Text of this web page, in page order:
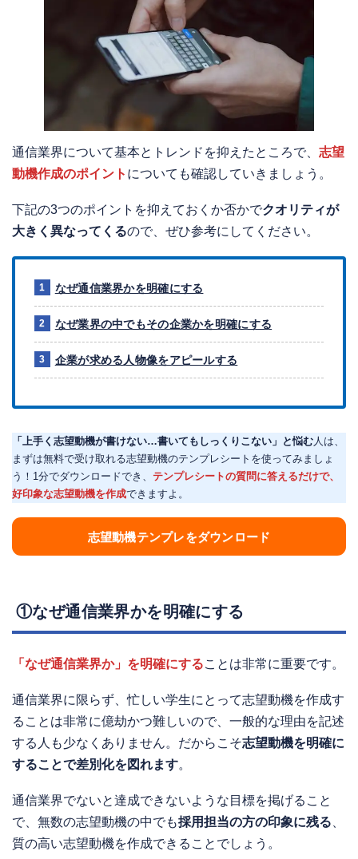
通信業界について基本とトレンドを抑えたところで、 志望
動機作成のポイント についても確認していきましょう。
下記の3つのポイントを抑えておくか否かでクオリティが
大きく異なってくるので、ぜひ参考にしてください。
なぜ通信業界かを明確にする
なぜ業界の中でもその企業かを明確にする
企業が求める人物像をアピールする
「上手く志望動機が書けない…書いてもしっくりこない」と悩む人は、
まずは無料で受け取れる志望動機のテンプレシートを使ってみましょ
う！1分でダウンロードでき、 テンプレシートの質問に答えるだけで、
好印象な志望動機を作成できますよ。
志望動機テンプレをダウンロード
①なぜ通信業界かを明確にする
「なぜ通信業界か」を明確にすることは非常に重要です。
通信業界に限らず、忙しい学生にとって志望動機を作成す
ることは非常に億劫かつ難しいので、一般的な理由を記述
する人も少なくありません。だからこそ志望動機を明確に
することで差別化を図れます。
通信業界でないと達成できないような目標を掲げること
で、無数の志望動機の中でも採用担当の方の印象に残る
質の高い志望動機を作成できることでしょう。